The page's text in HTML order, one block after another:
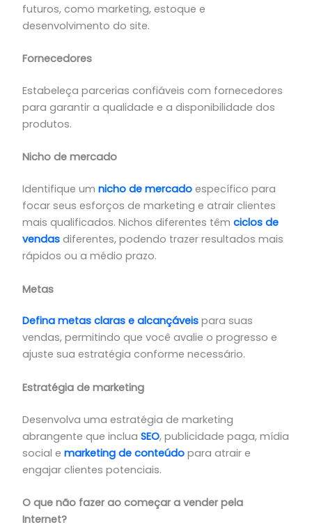
futuros, como marketing, estoque e
desenvolvimento do site.
Fornecedores
Estabeleça parcerias confiáveis ​​com fornecedores
para garantir a qualidade e a disponibilidade dos
produtos.
Nicho de mercado
Identifique um nicho de mercadoespecífico para
focar seus esforços de marketing e atrair clientes
mais qualificados. Nichos diferentes têm ciclos de
vendasdiferentes, podendo trazer resultados mais
rápidos ou a médio prazo.
Metas
Defina metas claras e alcançáveis​​para suas
vendas, permitindo que você avalie o progresso e
ajuste sua estratégia conforme necessário.
Estratégia de marketing
Desenvolva uma estratégia de marketing
abrangente que inclua SEO, publicidade paga, mídia
social e marketing de conteúdopara atrair e
engajar clientes potenciais.
O que não fazer ao começar a vender pela
Internet?